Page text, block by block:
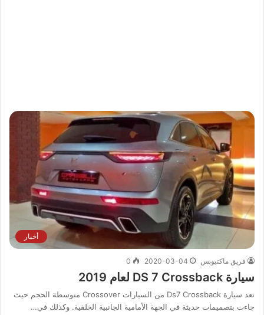
أخبار
فريق ماكتيوبس 2020-03-04
0
سيارة DS 7 Crossback لعام 2019
تعد سيارة Ds7 Crossback من السيارات Crossover متوسطة الحجم حيث
جاءت بتصميمات حديثة في الجهة الأمامية الجانبية الخلفية. وكذلك في…